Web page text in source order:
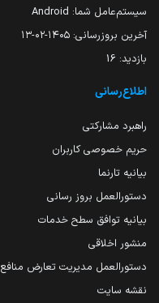
سیستم‌عامل شما: Android
آخرین بروزرسانی: ۱۴۰۵-۰۲-۱۳
بازدید: 16
اطلاع‌رسانی
راهبرد مشارکتی
حریم خصوصی کاربران
بیانیه تارنما
دستورالعمل بروز رسانی
بیانیه توافق سطح خدمات
منشور اخلاقی
دستورالعمل مدیریت تعارض منافع
نقشه سایت